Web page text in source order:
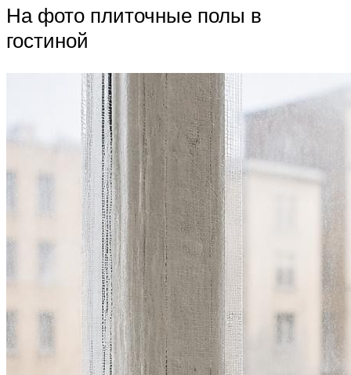
На фото плиточные полы в
гостиной